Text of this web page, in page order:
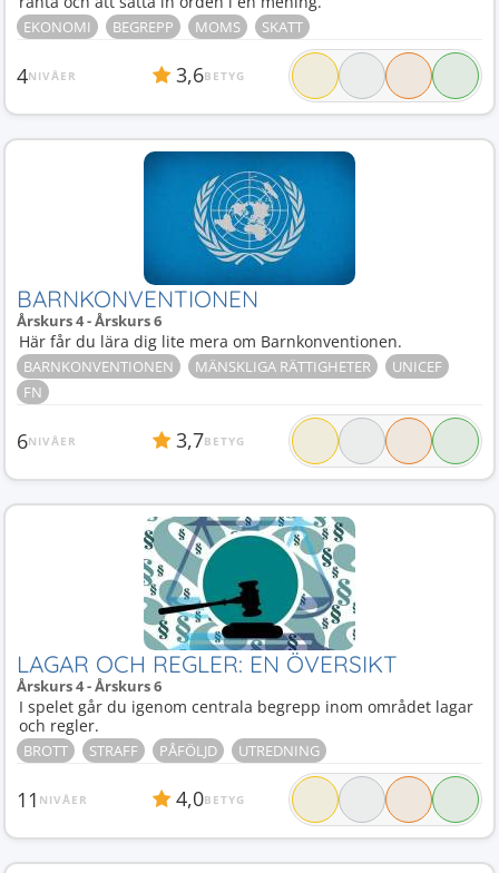
EKONOMI BEGREPP MOMS SKATT
4NIVÅER 3,6BETYG
BARNKONVENTIONEN
Årskurs 4 - Årskurs 6
Här får du lära dig lite mera om Barnkonventionen.
BARNKONVENTIONEN MÄNSKLIGA RÄTTIGHETER
UNICEF
FN
6NIVÅER 3,7BETYG
LAGAR OCH REGLER: EN ÖVERSIKT
Årskurs 4 - Årskurs 6
I spelet går du igenom centrala begrepp inom området lagar
och regler.
BROTT STRAFF PÅFÖLJD UTREDNING
11 NIVÅER 4,0BETYG